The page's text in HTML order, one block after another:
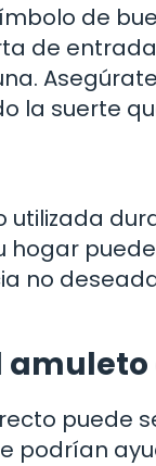
de
de
la suerte
utilizada
hogar
no
puede
podrían